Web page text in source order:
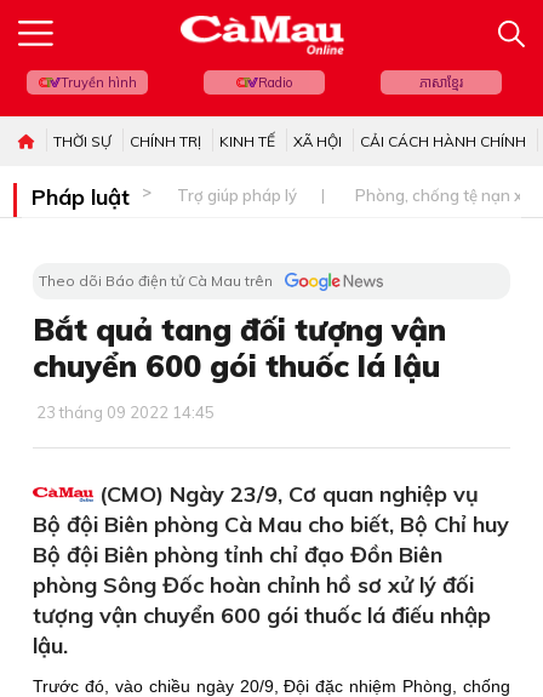
Truyền hình Radio ភាសាខ្មែរ
THỜI SỰ CHÍNH TRỊ KINH TẾ XÃ HỘI CẢI CÁCH HÀNH CHÍNH
Pháp luật Trợ giúp pháp lý Phòng, chống tệ nạn xã
Theo dõi Báo điện tử Cà Mau trên
Bắt quả tang đối tượng vận
chuyển 600 gói thuốc lá lậu
23 tháng 09 2022 14:45
(CMO) Ngày 23/9, Cơ quan nghiệp vụ
Bộ đội Biên phòng Cà Mau cho biết, Bộ Chỉ huy
Bộ đội Biên phòng tỉnh chỉ đạo Đồn Biên
phòng Sông Đốc hoàn chỉnh hồ sơ xử lý đối
tượng vận chuyển 600 gói thuốc lá điếu nhập
lậu.
Trước đó, vào chiều ngày 20/9, Đội đặc nhiệm Phòng, chống